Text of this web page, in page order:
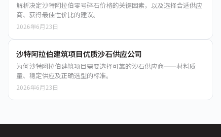
解析决定沙特阿拉伯零号碎石价格的关键因素，以及选择合适供应
商、获得最佳性价比的建议。
2026年6月23日
沙特阿拉伯建筑项目优质沙石供应公司
为何沙特阿拉伯建筑项目需要选择可靠的沙石供应商——材料质
量、稳定供应及正确选型的标准。
2026年6月23日